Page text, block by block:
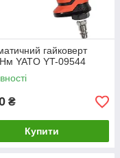
гайковерт
YATO YT-09544
₴
Купити